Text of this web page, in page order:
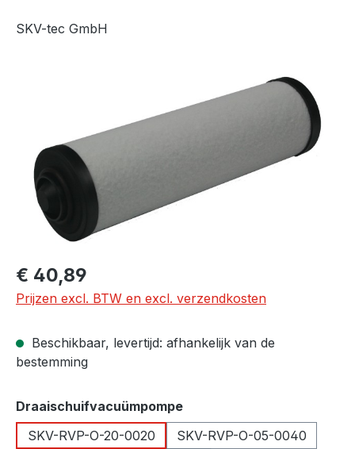
SKV-tec GmbH
Normale prijs:
€ 40,89
Prijzen excl. BTW en excl. verzendkosten
Beschikbaar, levertijd: afhankelijk van de
bestemming
Selecteer
Draaischuifvacuümpompe
SKV-RVP-O-20-0020
SKV-RVP-O-05-0040